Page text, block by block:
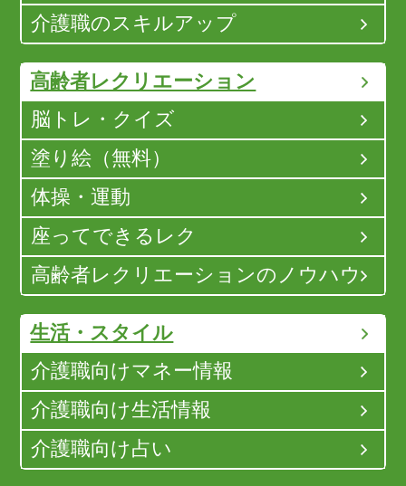
介護職のスキルアップ
高齢者レクリエーション
脳トレ・クイズ
塗り絵（無料）
体操・運動
座ってできるレク
高齢者レクリエーションのノウハウ
生活・スタイル
介護職向けマネー情報
介護職向け生活情報
介護職向け占い